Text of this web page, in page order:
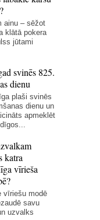
ainu – sēžot
klātā pokera
jūtami
svinēs 825.
dienu
plaši svinēs
dienu un
apmeklēt
katra
vīrieša
vīriešu modē
savu
uzvalks